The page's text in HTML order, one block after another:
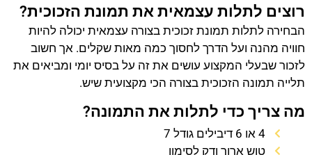
רוצים לתלות עצמאית את תמונת הזכוכית?
הבחירה לתלות תמונת זכוכית בצורה עצמאית יכולה להיות
חוויה מהנה ועל הדרך לחסוך כמה מאות שקלים. אך חשוב
לזכור שבעלי המקצוע עושים את זה על בסיס יומי ומביאים את
תלייה תמונה הזכוכית בצורה הכי מקצועית שיש.
מה צריך כדי לתלות את התמונה?
4 או 6 דיבילים גודל 7
טוש ארוך ודק לסימון